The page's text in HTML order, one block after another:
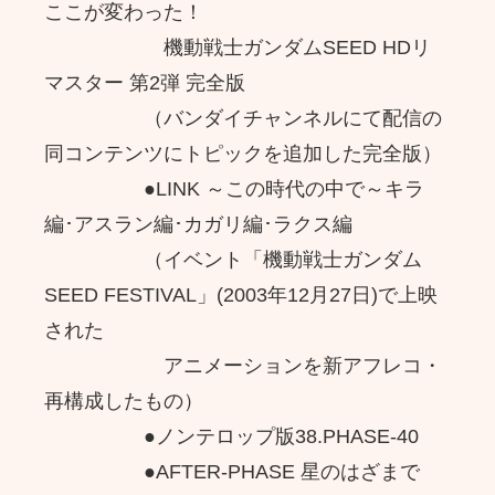
ここが変わった！
機動戦士ガンダムSEED HDリ
マスター 第2弾 完全版
（バンダイチャンネルにて配信の
同コンテンツにトピックを追加した完全版）
●LINK ～この時代の中で～キラ
編･アスラン編･カガリ編･ラクス編
（イベント「機動戦士ガンダム
SEED FESTIVAL」(2003年12月27日)で上映
された
アニメーションを新アフレコ・
再構成したもの）
●ノンテロップ版38.PHASE-40
●AFTER-PHASE 星のはざまで